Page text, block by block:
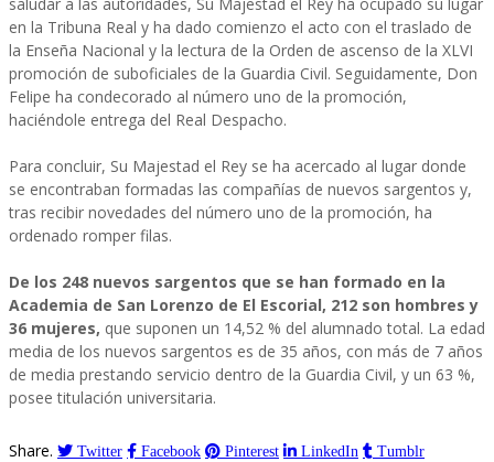
en la Tribuna Real y ha dado comienzo el acto con el traslado de
la Enseña Nacional y la lectura de la Orden de ascenso de la XLVI
promoción de suboficiales de la Guardia Civil. Seguidamente, Don
Felipe ha condecorado al número uno de la promoción,
haciéndole entrega del Real Despacho.
Para concluir, Su Majestad el Rey se ha acercado al lugar donde
se encontraban formadas las compañías de nuevos sargentos y,
tras recibir novedades del número uno de la promoción, ha
ordenado romper filas.
De los 248 nuevos sargentos que se han formado en la
Academia de San Lorenzo de El Escorial, 212 son hombres y
36 mujeres, que suponen un 14,52 % del alumnado total. La edad
media de los nuevos sargentos es de 35 años, con más de 7 años
de media prestando servicio dentro de la Guardia Civil, y un 63 %,
posee titulación universitaria.
Share. Twitter Facebook Pinterest LinkedIn Tumblr